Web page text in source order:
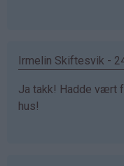
Irmelin Skiftesvik -
Ja takk! Hadde vært
hus!